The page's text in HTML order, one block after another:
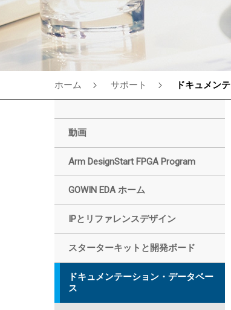
ホーム サポート ドキュメン
動画
Arm DesignStart FPGA Program
GOWIN EDA ホーム
IPとリファレンスデザイン
スターターキットと開発ボード
ドキュメンテーション・データベー
ス